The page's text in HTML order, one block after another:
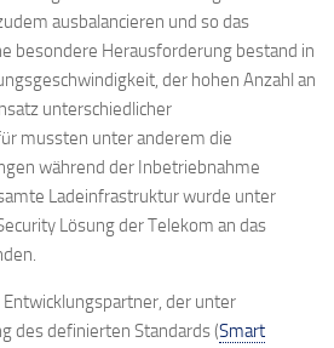
ausbalancieren und so das
besondere Herausforderung be­stand in
der hohen Anzahl an
unterschied­licher
mussten unter anderem die
während der Inbetriebnahme
Ladeinfrastruktur wurde unter
Lösung der Telekom an das
der unter
des definierten Standards (Smart